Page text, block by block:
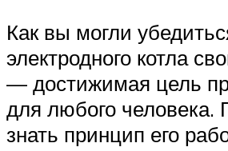
Как вы могли
электродного котла
— достижимая цель
для любого человека.
знать принцип его